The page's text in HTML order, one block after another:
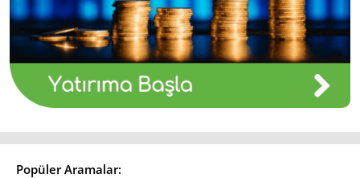
Popüler Aramalar: